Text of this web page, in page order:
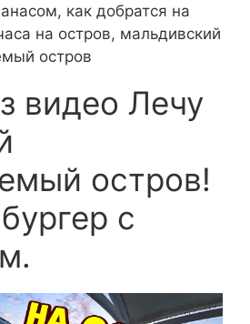
как добратся на
на остров, мальдивский
остров
видео Лечу
остров!
с